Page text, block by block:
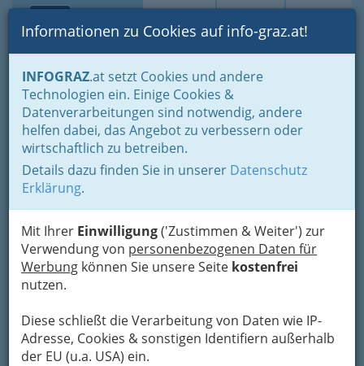
Suche Login Toggle
Informationen zu Cookies auf info-graz.at!
INFOGRAZ.at setzt Cookies und andere
Technologien ein. Einige Cookies &
Datenverarbeitungen sind notwendig, andere
helfen dabei, das Angebot zu verbessern oder
wirtschaftlich zu betreiben.
Details dazu finden Sie in unserer Datenschutz
Erklärung.
Mit Ihrer Einwilligung('Zustimmen & Weiter') zur
Verwendung von personenbezogenen Daten für
Werbung können Sie unsere Seite kostenfrei
nutzen.
Diese schließt die Verarbeitung von Daten wie IP-
Adresse, Cookies & sonstigen Identifiern außerhalb
der EU (u.a. USA) ein.
Home Branchen
Gewerbe, Handwerk, Banken
Information und Consulting
Werbung & Marktkommunikation
Werbungsmittler
innovation marketing gmbh.
Eggenberger Allee 40, 8020 Graz
+43 316 225 725 - 0
+43 316 225 725 - 16
Karte
Adresse mit Google Maps anschauen